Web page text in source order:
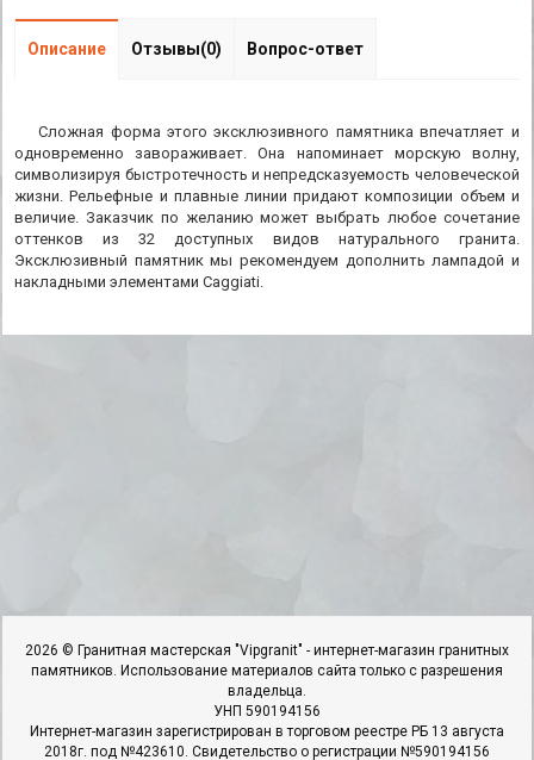
Описание Отзывы(0) Вопрос-ответ
Сложная форма этого эксклюзивного памятника впечатляет и
одновременно завораживает. Она напоминает морскую волну,
символизируя быстротечность и непредсказуемость человеческой
жизни. Рельефные и плавные линии придают композиции объем и
величие. Заказчик по желанию может выбрать любое сочетание
оттенков из 32 доступных видов натурального гранита.
Эксклюзивный памятник мы рекомендуем дополнить лампадой и
накладными элементами Caggiati.
2026 © Гранитная мастерская "Vipgranit" - интернет-магазин гранитных
памятников. Использование материалов сайта только с разрешения
владельца.
УНП 590194156
Интернет-магазин зарегистрирован в торговом реестре РБ 13 августа
2018г. под №423610. Свидетельство о регистрации №590194156